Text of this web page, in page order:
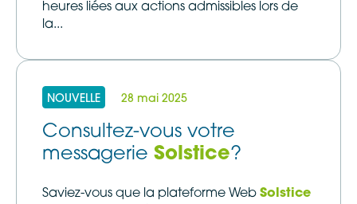
heures liées aux actions admissibles lors de
la...
NOUVELLE 28 mai 2025
Consultez-vous votre
messagerie Solstice?
Saviez-vous que la plateforme Web Solstice